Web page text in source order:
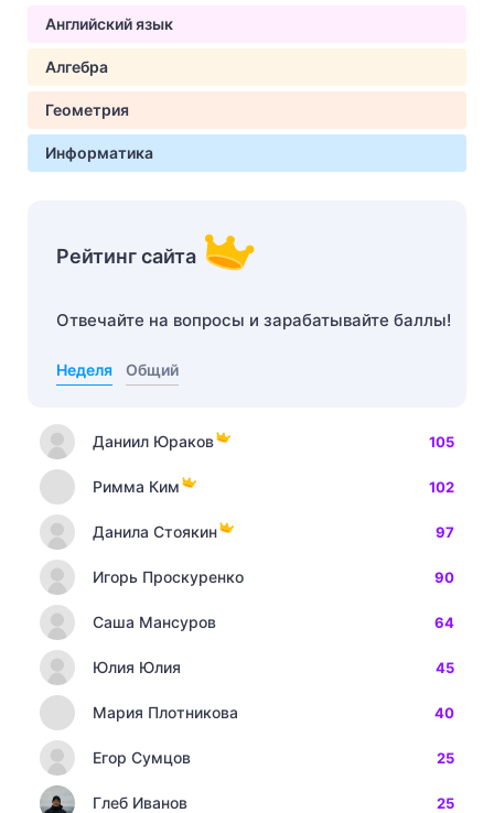
Английский язык
Алгебра
Геометрия
Информатика
Рейтинг сайта
Отвечайте на вопросы и зарабатывайте баллы!
Неделя Общий
Даниил Юраков 105
Римма Ким 102
Данила Стоякин 97
Игорь Проскуренко 90
Саша Мансуров 64
Юлия Юлия 45
Мария Плотникова 40
Егор Сумцов 25
Глеб Иванов 25